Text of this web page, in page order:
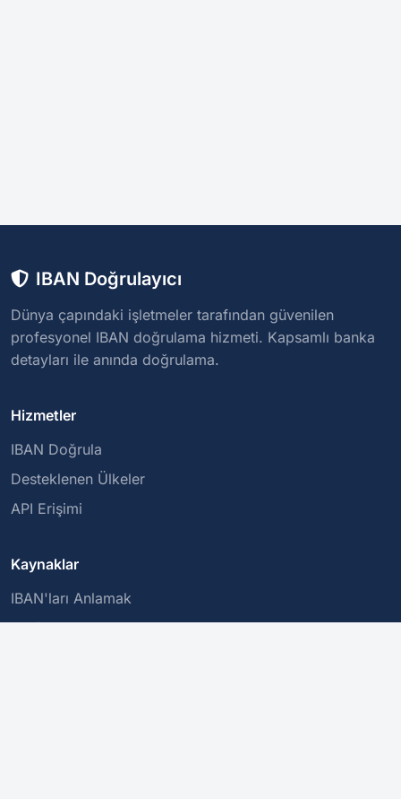
IBAN Doğrulayıcı
Dünya çapındaki işletmeler tarafından güvenilen
profesyonel IBAN doğrulama hizmeti. Kapsamlı banka
detayları ile anında doğrulama.
Hizmetler
IBAN Doğrula
Desteklenen Ülkeler
API Erişimi
Kaynaklar
IBAN'ları Anlamak
BIC/SWIFT Kodları